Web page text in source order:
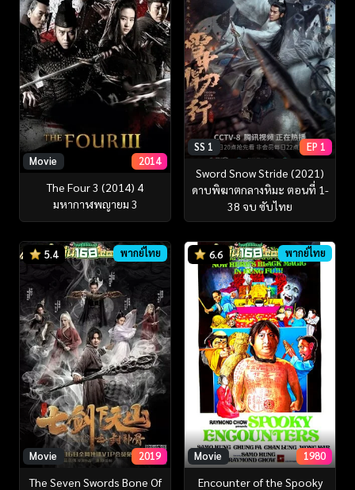
Movie 2014
The Four 3 (2014) 4
มหากาฬพญายม 3
SS 1 EP 1
Sword Snow Stride (2021)
ดาบพิฆาตกลางหิมะ ตอนที่ 1-
38 จบ ซับไทย
5.4 พากย์ไทย
Movie 2019
The Seven Swords Bone Of
6.6 พากย์ไทย
Movie 1980
Encounter of the Spooky